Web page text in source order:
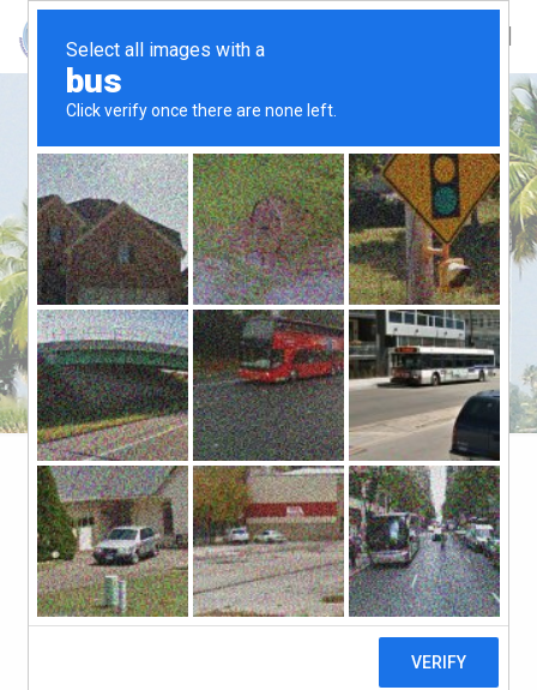
അങ്കമാലി പ്രവാസി
അസോസിയേഷൻ കുവൈറ്റ്
ക്രിസ്മസ് ന്യൂ ഇയർ 2023
ആഘോഷിച്ചു.
അങ്കമാലി പ്രവാസി അസോസിയേഷൻ
കുവൈറ്റ് ക്രിസ്മസ് ന്യൂ ഇയർ 2023
ആഘോഷിച്ചു.
January 23, 2023